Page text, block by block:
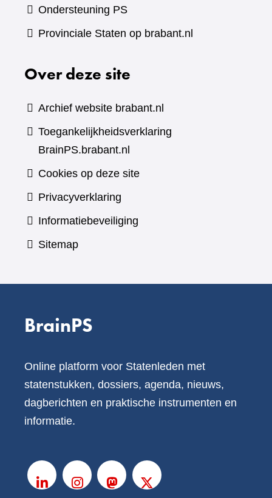
Ondersteuning PS
Provinciale Staten op brabant.nl
Over deze site
Archief website brabant.nl
Toegankelijkheidsverklaring
BrainPS.brabant.nl
Cookies op deze site
Privacyverklaring
Informatiebeveiliging
Sitemap
BrainPS
Online platform voor Statenleden met
statenstukken, dossiers, agenda, nieuws,
dagberichten en praktische instrumenten en
informatie.